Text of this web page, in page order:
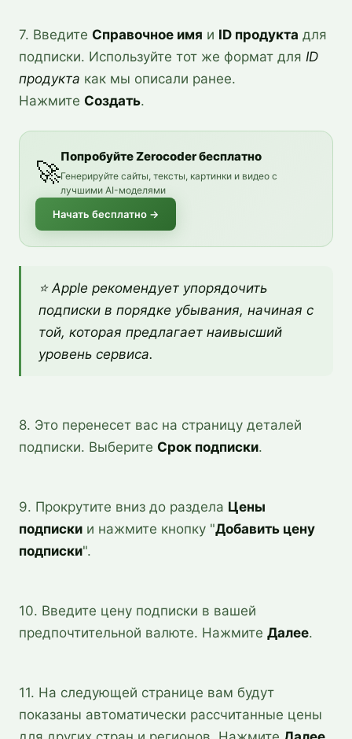
7. Введите Справочное имя и ID продукта для
подписки. Используйте тот же формат для ID
продукта как мы описали ранее.
Нажмите Создать.
🚀
Попробуйте Zerocoder бесплатно
Генерируйте сайты, тексты, картинки и видео с
лучшими AI-моделями
Начать бесплатно →
⭐ Apple рекомендует упорядочить
подписки в порядке убывания, начиная с
той, которая предлагает наивысший
уровень сервиса.
8. Это перенесет вас на страницу деталей
подписки. Выберите Срок подписки.
9. Прокрутите вниз до раздела Цены
подписки и нажмите кнопку "Добавить цену
подписки".
10. Введите цену подписки в вашей
предпочтительной валюте. Нажмите Далее.
11. На следующей странице вам будут
показаны автоматически рассчитанные цены